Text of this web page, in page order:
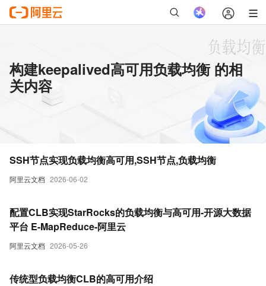
构建keepalived高可用负载均衡 的相
关内容
阿里云文档 2026-06-02
SSH节点实现负载均衡高可用,SSH节点,负载均衡
阿里云文档 2026-05-26
配置CLB实现StarRocks的负载均衡与高可用-开源大数据
平台 E-MapReduce-阿里云
传统型负载均衡CLB的高可用介绍